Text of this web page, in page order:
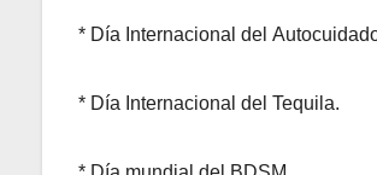
* Día Internacional del
* Día Internacional del Tequila.